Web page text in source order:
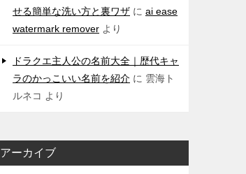
せる簡単な洗い方と裏ワザ に ai ease
watermark remover より
ドラクエ主人公の名前大全｜歴代キャ
ラのかっこいい名前を紹介 に 雲海ト
ルネコ より
アーカイブ